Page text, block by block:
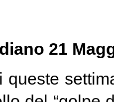
21
queste